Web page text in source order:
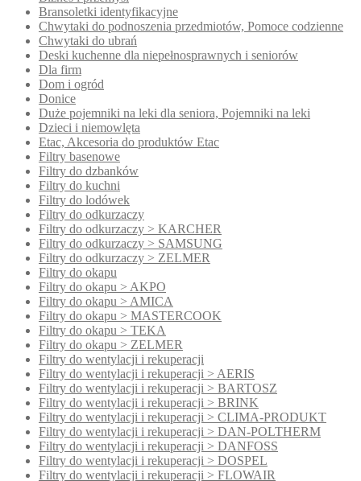
Bransoletki identyfikacyjne
Chwytaki do podnoszenia przedmiotów, Pomoce codzienne
Chwytaki do ubrań
Deski kuchenne dla niepełnosprawnych i seniorów
Dla firm
Dom i ogród
Donice
Duże pojemniki na leki dla seniora, Pojemniki na leki
Dzieci i niemowlęta
Etac, Akcesoria do produktów Etac
Filtry basenowe
Filtry do dzbanków
Filtry do kuchni
Filtry do lodówek
Filtry do odkurzaczy
Filtry do odkurzaczy > KARCHER
Filtry do odkurzaczy > SAMSUNG
Filtry do odkurzaczy > ZELMER
Filtry do okapu
Filtry do okapu > AKPO
Filtry do okapu > AMICA
Filtry do okapu > MASTERCOOK
Filtry do okapu > TEKA
Filtry do okapu > ZELMER
Filtry do wentylacji i rekuperacji
Filtry do wentylacji i rekuperacji > AERIS
Filtry do wentylacji i rekuperacji > BARTOSZ
Filtry do wentylacji i rekuperacji > BRINK
Filtry do wentylacji i rekuperacji > CLIMA-PRODUKT
Filtry do wentylacji i rekuperacji > DAN-POLTHERM
Filtry do wentylacji i rekuperacji > DANFOSS
Filtry do wentylacji i rekuperacji > DOSPEL
Filtry do wentylacji i rekuperacji > FLOWAIR